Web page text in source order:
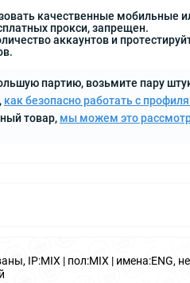
качественные мобильные
прокси, запрещен.
аккаунтов и
партию, возьмите пару
как безопасно работать с
товар, мы можем это
IP:MIX | пол:MIX | имена:ENG,